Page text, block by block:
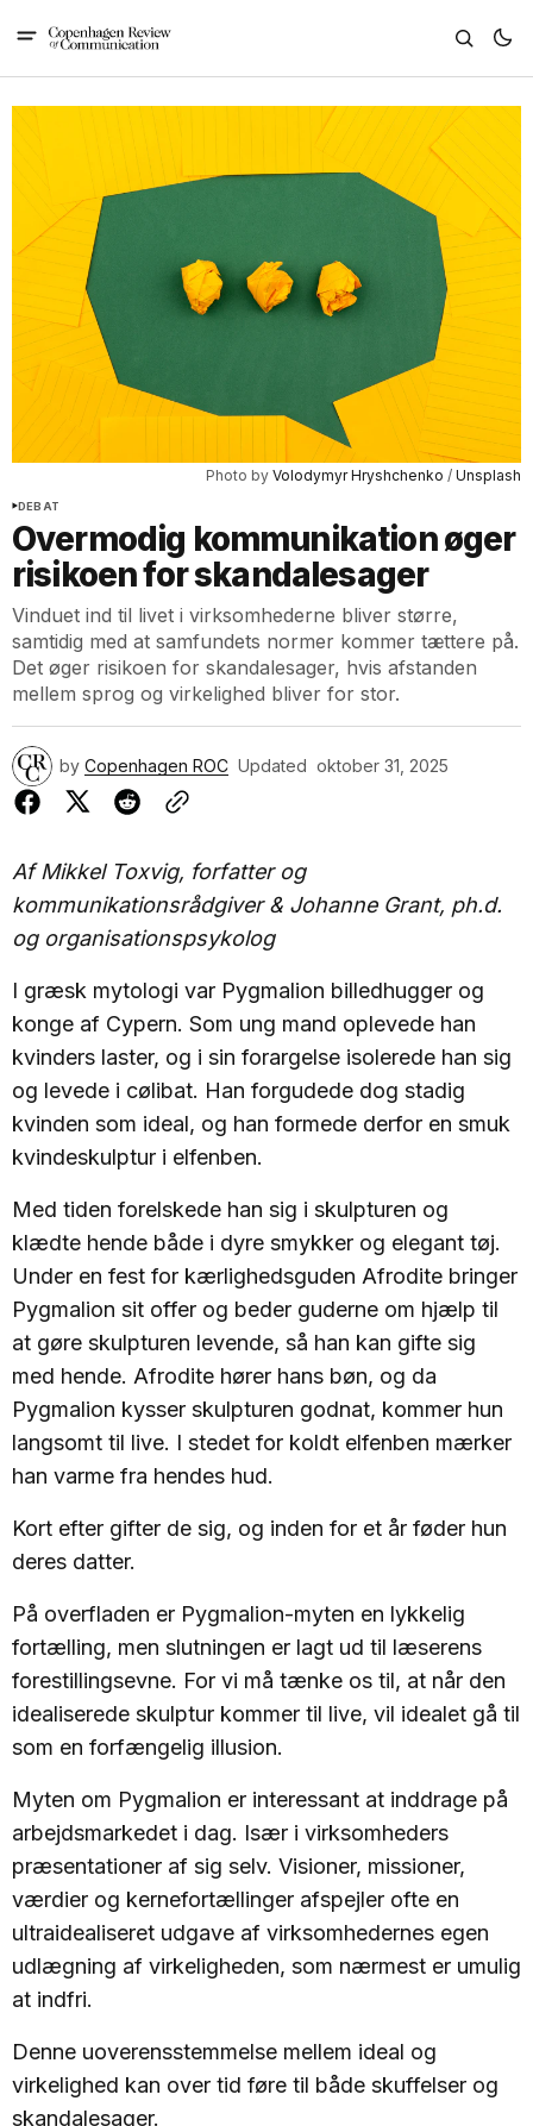
Photo by Volodymyr Hryshchenko / Unsplash
DEBAT
Overmodig kommunikation øger
risikoen for skandalesager
Vinduet ind til livet i virksomhederne bliver større,
samtidig med at samfundets normer kommer tættere på.
Det øger risikoen for skandalesager, hvis afstanden
mellem sprog og virkelighed bliver for stor.
by Copenhagen ROC Updated oktober 31, 2025
Af Mikkel Toxvig, forfatter og
kommunikationsrådgiver & Johanne Grant, ph.d.
og organisationspsykolog
I græsk mytologi var Pygmalion billedhugger og
konge af Cypern. Som ung mand oplevede han
kvinders laster, og i sin forargelse isolerede han sig
og levede i cølibat. Han forgudede dog stadig
kvinden som ideal, og han formede derfor en smuk
kvindeskulptur i elfenben.
Med tiden forelskede han sig i skulpturen og
klædte hende både i dyre smykker og elegant tøj.
Under en fest for kærlighedsguden Afrodite bringer
Pygmalion sit offer og beder guderne om hjælp til
at gøre skulpturen levende, så han kan gifte sig
med hende. Afrodite hører hans bøn, og da
Pygmalion kysser skulpturen godnat, kommer hun
langsomt til live. I stedet for koldt elfenben mærker
han varme fra hendes hud.
Kort efter gifter de sig, og inden for et år føder hun
deres datter.
På overfladen er Pygmalion-myten en lykkelig
fortælling, men slutningen er lagt ud til læserens
forestillingsevne. For vi må tænke os til, at når den
idealiserede skulptur kommer til live, vil idealet gå til
som en forfængelig illusion.
Myten om Pygmalion er interessant at inddrage på
arbejdsmarkedet i dag. Især i virksomheders
præsentationer af sig selv. Visioner, missioner,
værdier og kernefortællinger afspejler ofte en
ultraidealiseret udgave af virksomhedernes egen
udlægning af virkeligheden, som nærmest er umulig
at indfri.
Denne uoverensstemmelse mellem ideal og
virkelighed kan over tid føre til både skuffelser og
skandalesager.